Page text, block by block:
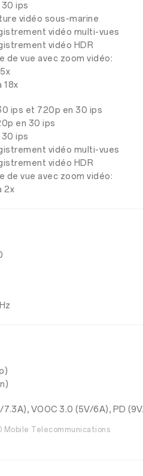
ips
vidéo sous-marine
vidéo multi-vues
vidéo HDR
de vue avec zoom vidéo:
18x
ips et 720p en 30 ips
en 30 ips
ips
vidéo multi-vues
vidéo HDR
de vue avec zoom vidéo:
2x
7.3A), VOOC 3.0 (5V/6A), PD
Mobile Telecommunications